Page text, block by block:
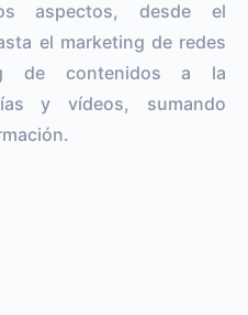
aspectos, desde el
el marketing de redes
de contenidos a la
y vídeos, sumando